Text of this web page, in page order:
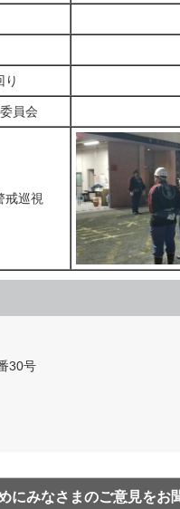
り
員会
戒巡視
30号
にみなさまのご意見をお